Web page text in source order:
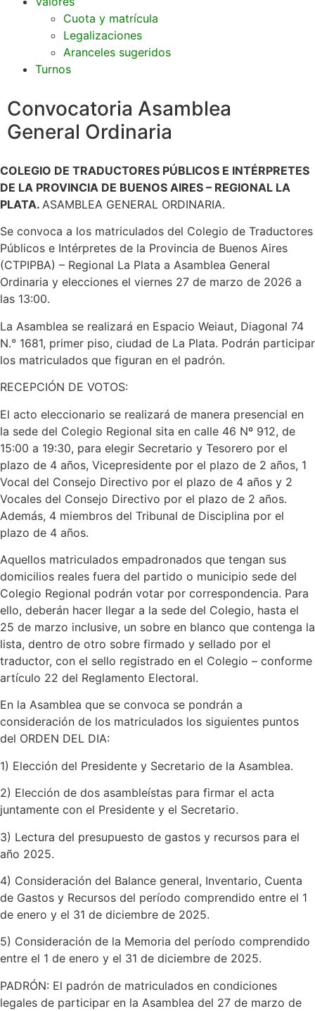
Cuota y matrícula
Legalizaciones
Aranceles sugeridos
Turnos
Convocatoria Asamblea
General Ordinaria
COLEGIO DE TRADUCTORES PÚBLICOS E INTÉRPRETES
DE LA PROVINCIA DE BUENOS AIRES – REGIONAL LA
PLATA. ASAMBLEA GENERAL ORDINARIA.
Se convoca a los matriculados del Colegio de Traductores
Públicos e Intérpretes de la Provincia de Buenos Aires
(CTPIPBA) – Regional La Plata a Asamblea General
Ordinaria y elecciones el viernes 27 de marzo de 2026 a
las 13:00.
La Asamblea se realizará en Espacio Weiaut, Diagonal 74
N.° 1681, primer piso, ciudad de La Plata. Podrán participar
los matriculados que figuran en el padrón.
RECEPCIÓN DE VOTOS:
El acto eleccionario se realizará de manera presencial en
la sede del Colegio Regional sita en calle 46 Nº 912, de
15:00 a 19:30, para elegir Secretario y Tesorero por el
plazo de 4 años, Vicepresidente por el plazo de 2 años, 1
Vocal del Consejo Directivo por el plazo de 4 años y 2
Vocales del Consejo Directivo por el plazo de 2 años.
Además, 4 miembros del Tribunal de Disciplina por el
plazo de 4 años.
Aquellos matriculados empadronados que tengan sus
domicilios reales fuera del partido o municipio sede del
Colegio Regional podrán votar por correspondencia. Para
ello, deberán hacer llegar a la sede del Colegio, hasta el
25 de marzo inclusive, un sobre en blanco que contenga la
lista, dentro de otro sobre firmado y sellado por el
traductor, con el sello registrado en el Colegio – conforme
artículo 22 del Reglamento Electoral.
En la Asamblea que se convoca se pondrán a
consideración de los matriculados los siguientes puntos
del ORDEN DEL DIA:
1) Elección del Presidente y Secretario de la Asamblea.
2) Elección de dos asambleístas para firmar el acta
juntamente con el Presidente y el Secretario.
3) Lectura del presupuesto de gastos y recursos para el
año 2025.
4) Consideración del Balance general, Inventario, Cuenta
de Gastos y Recursos del período comprendido entre el 1
de enero y el 31 de diciembre de 2025.
5) Consideración de la Memoria del período comprendido
entre el 1 de enero y el 31 de diciembre de 2025.
PADRÓN: El padrón de matriculados en condiciones
legales de participar en la Asamblea del 27 de marzo de